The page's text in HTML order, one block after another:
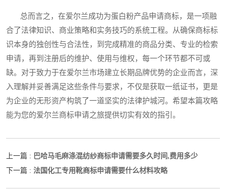
总而言之，在爱尔兰成功为蛋白粉产品申请商标，是一项融
合了法律知识、商业策略和实务技巧的系统工程。从确保商标标
识本身的独创性与合法性，到完成精准的商品分类、专业的检索
申请，再到注册后的维护、使用与维权，每一个环节都不可或
缺。对于致力于在爱尔兰市场建立长期品牌优势的企业而言，深
入理解并妥善满足这些条件与要求，不仅是获取一纸证书，更是
为企业的无形资产构筑了一道坚实的法律护城河。希望本篇攻略
能为您的爱尔兰商标申请之旅提供切实有效的指引。
上一篇 : 巴哈马毛麻涤混纺纱商标申请需要多久时间,费用多少
下一篇 : 法国化工专用靴商标申请需要什么材料攻略